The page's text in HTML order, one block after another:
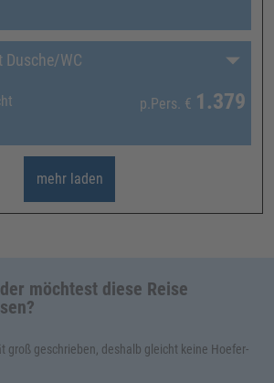
Dusche/WC
p.Pers. € 1.379
mehr laden
möchtest diese Reise
groß geschrieben, deshalb gleicht keine Hoefer-